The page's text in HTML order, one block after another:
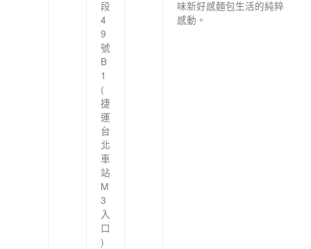
段
4
9
號
B
1
(
捷
運
台
北
車
站
M
3
入
口
)
味新好感麵包生活的純粹
感動。